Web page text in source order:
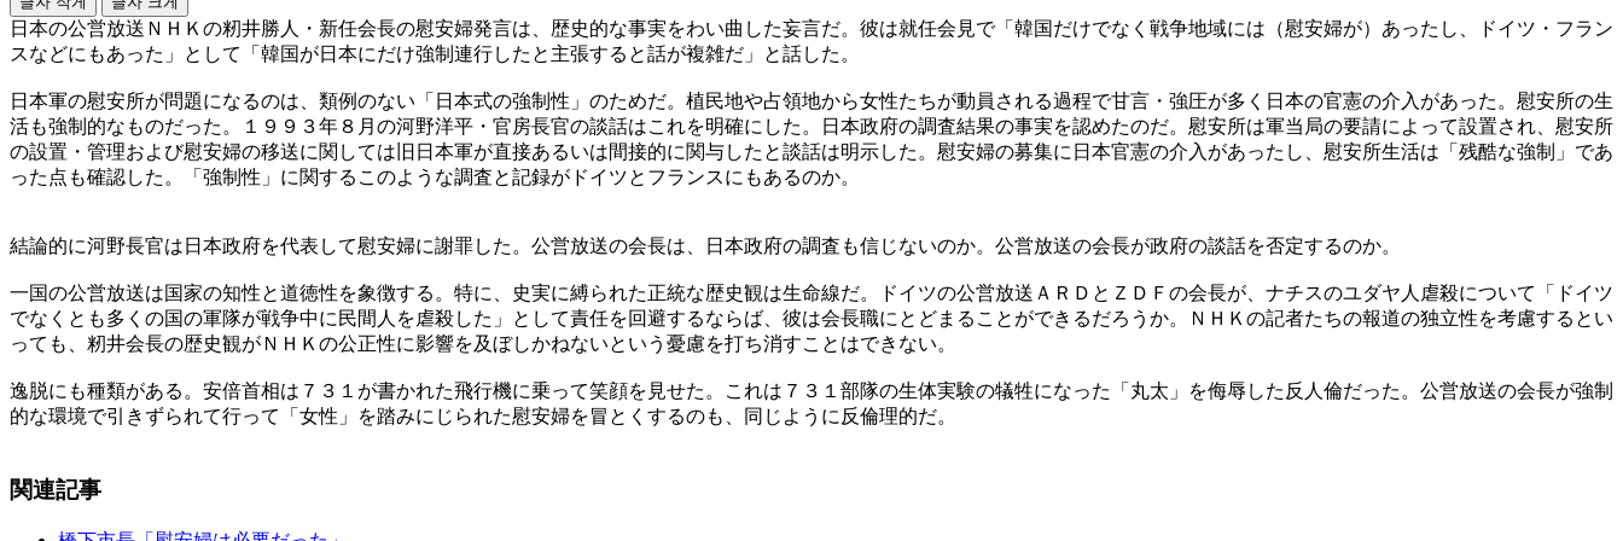
日本の公営放送ＮＨＫの籾井勝人・新任会長の慰安婦発言は、歴史的な事実をわい曲した妄言だ。彼は就任会見で「韓国だけでなく戦争地域には（慰安婦が）あったし、ドイツ・フラン
スなどにもあった」として「韓国が日本にだけ強制連行したと主張すると話が複雑だ」と話した。
日本軍の慰安所が問題になるのは、類例のない「日本式の強制性」のためだ。植民地や占領地から女性たちが動員される過程で甘言・強圧が多く日本の官憲の介入があった。慰安所の生
活も強制的なものだった。１９９３年８月の河野洋平・官房長官の談話はこれを明確にした。日本政府の調査結果の事実を認めたのだ。慰安所は軍当局の要請によって設置され、慰安所
の設置・管理および慰安婦の移送に関しては旧日本軍が直接あるいは間接的に関与したと談話は明示した。慰安婦の募集に日本官憲の介入があったし、慰安所生活は「残酷な強制」であ
った点も確認した。「強制性」に関するこのような調査と記録がドイツとフランスにもあるのか。
結論的に河野長官は日本政府を代表して慰安婦に謝罪した。公営放送の会長は、日本政府の調査も信じないのか。公営放送の会長が政府の談話を否定するのか。
一国の公営放送は国家の知性と道徳性を象徴する。特に、史実に縛られた正統な歴史観は生命線だ。ドイツの公営放送ＡＲＤとＺＤＦの会長が、ナチスのユダヤ人虐殺について「ドイツ
でなくとも多くの国の軍隊が戦争中に民間人を虐殺した」として責任を回避するならば、彼は会長職にとどまることができるだろうか。ＮＨＫの記者たちの報道の独立性を考慮するとい
っても、籾井会長の歴史観がＮＨＫの公正性に影響を及ぼしかねないという憂慮を打ち消すことはできない。
逸脱にも種類がある。安倍首相は７３１が書かれた飛行機に乗って笑顔を見せた。これは７３１部隊の生体実験の犠牲になった「丸太」を侮辱した反人倫だった。公営放送の会長が強制
的な環境で引きずられて行って「女性」を踏みにじられた慰安婦を冒とくするのも、同じように反倫理的だ。
関連記事